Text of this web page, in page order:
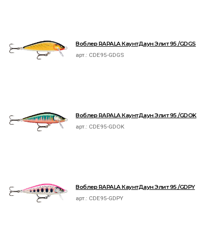
Воблер RAPALA КаунтДаун Элит 95 /GDGS
арт.: CDE95-GDGS
Воблер RAPALA КаунтДаун Элит 95 /GDOK
арт.: CDE95-GDOK
Воблер RAPALA КаунтДаун Элит 95 /GDPY
арт.: CDE95-GDPY